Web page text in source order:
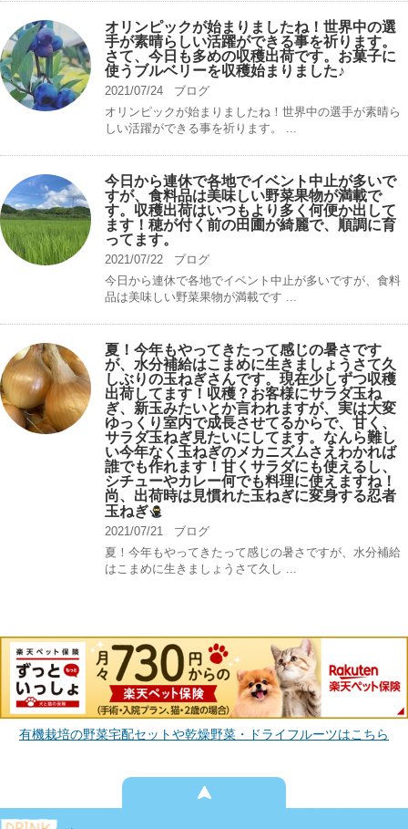
オリンピックが始まりましたね！世界中の選
手が素晴らしい活躍ができる事を祈ります。
さて、今日も多めの収穫出荷です。お菓子に
使うブルベリーを収穫始まりました♪
2021/07/24
ブログ
オリンピックが始まりましたね！世界中の選手が素晴ら
しい活躍ができる事を祈ります。 ...
今日から連休で各地でイベント中止が多いで
すが、食料品は美味しい野菜果物が満載で
す。収穫出荷はいつもより多く何便か出して
ます！穂が付く前の田圃が綺麗で、順調に育
ってます。
2021/07/22
ブログ
今日から連休で各地でイベント中止が多いですが、食料
品は美味しい野菜果物が満載です ...
夏！今年もやってきたって感じの暑さです
が、水分補給はこまめに生きましょうさて久
しぶりの玉ねぎさんです。現在少しずつ収穫
出荷してます！収穫？お客様にサラダ玉ね
ぎ、新玉みたいとか言われますが、実は大変
ゆっくり室内で成長させてるからで、甘く、
サラダ玉ねぎ見たいにしてます。なんら難し
い今年なく玉ねぎのメカニズムさえわかれば
誰でも作れます！甘くサラダにも使えるし、
シチューやカレー何でも料理に使えますね！
尚、出荷時は見慣れた玉ねぎに変身する忍者
玉ねぎ
2021/07/21
ブログ
夏！今年もやってきたって感じの暑さですが、水分補給
はこまめに生きましょうさて久し ...
有機栽培の野菜宅配セットや乾燥野菜・ドライフルーツはこちら